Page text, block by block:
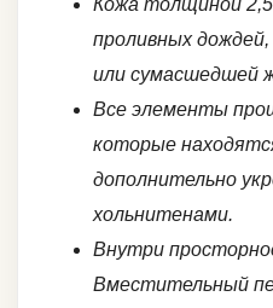
Кожа толщиной
проливных
или сумасшедшей
Все элементы
которые
дополнительно
хольнитенами.
Внутри
Вместительный